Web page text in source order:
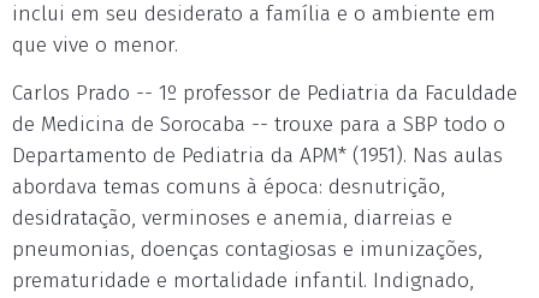
inclui em seu desiderato a família e o ambiente em
que vive o menor.
Carlos Prado -- 1º professor de Pediatria da Faculdade
de Medicina de Sorocaba -- trouxe para a SBP todo o
Departamento de Pediatria da APM* (1951). Nas aulas
abordava temas comuns à época: desnutrição,
desidratação, verminoses e anemia, diarreias e
pneumonias, doenças contagiosas e imunizações,
prematuridade e mortalidade infantil. Indignado,